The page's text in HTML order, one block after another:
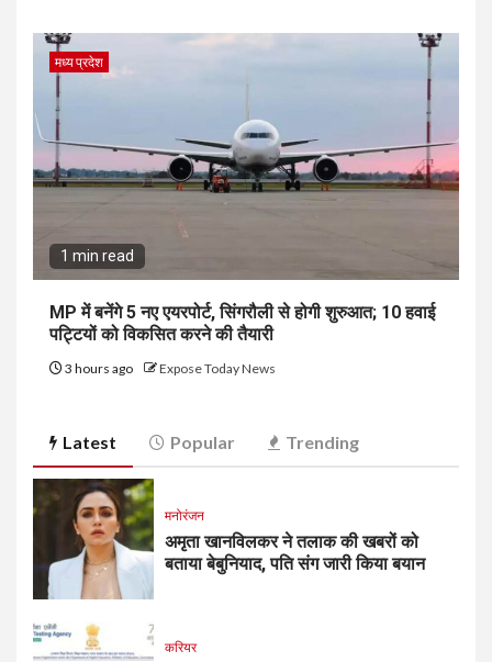
मध्य प्रदेश
1 min read
MP में बनेंगे 5 नए एयरपोर्ट, सिंगरौली से होगी शुरुआत; 10 हवाई
पट्टियों को विकसित करने की तैयारी
3 hours ago Expose Today News
Latest Popular Trending
मनोरंजन
अमृता खानविलकर ने तलाक की खबरों को
बताया बेबुनियाद, पति संग जारी किया बयान
करियर